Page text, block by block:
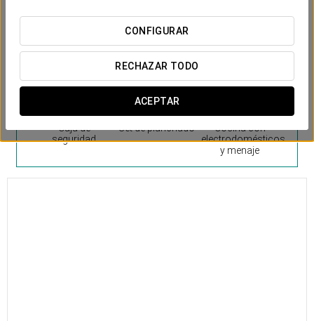
CONFIGURAR
RECHAZAR TODO
ACEPTAR
Suites
Caja de
seguridad
Set de planchado
Cocina con
electrodomésticos
y menaje